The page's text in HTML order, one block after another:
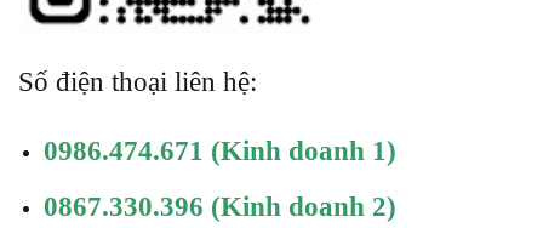
Số điện thoại liên hệ:
0986.474.671 (Kinh doanh 1)
0867.330.396 (Kinh doanh 2)